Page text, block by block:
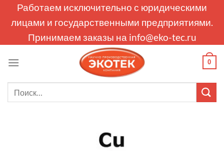
Работаем исключительно с юридическими
лицами и государственными предприятиями.
Принимаем заказы на info@eko-tec.ru
0